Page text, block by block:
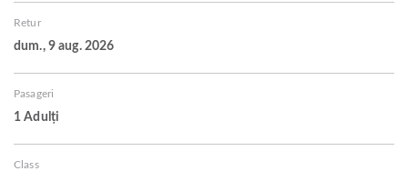
Retur
dum., 9 aug. 2026
Pasageri
1 Adulți
Class